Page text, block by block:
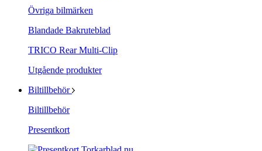
Övriga bilmärken
Blandade Bakruteblad
TRICO Rear Multi-Clip
Utgående produkter
Biltillbehör
Biltillbehör
Presentkort